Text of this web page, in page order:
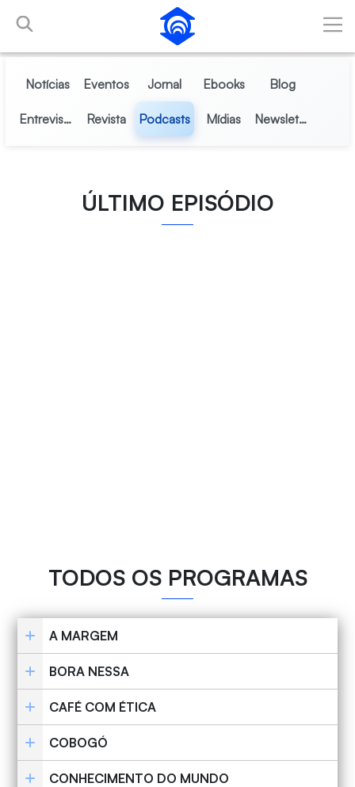
Pular para o Conteúdo principal
Notícias Eventos Jornal Ebooks Blog
Entrevistas Revista Podcasts Mídias Newsletter
ÚLTIMO EPISÓDIO
TODOS OS PROGRAMAS
A MARGEM
BORA NESSA
CAFÉ COM ÉTICA
COBOGÓ
CONHECIMENTO DO MUNDO